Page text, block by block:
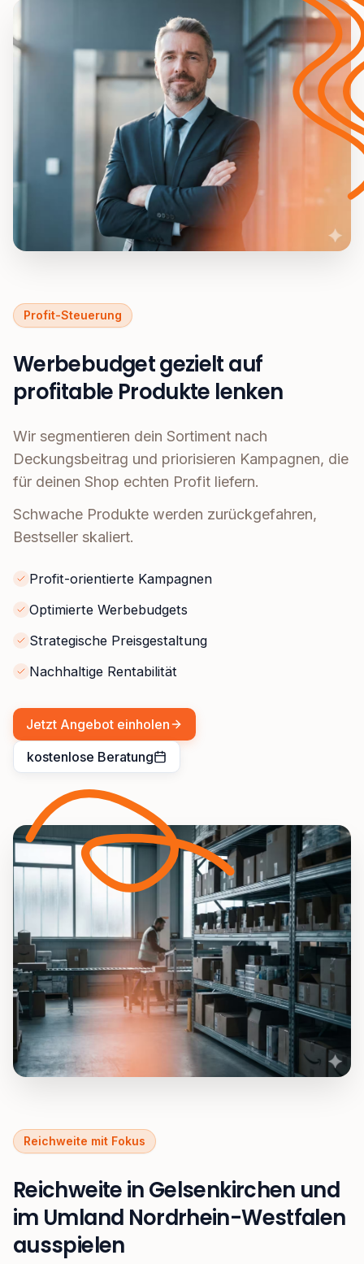
Profit-Steuerung
Werbebudget gezielt auf
profitable Produkte lenken
Wir segmentieren dein Sortiment nach
Deckungsbeitrag und priorisieren Kampagnen, die
für deinen Shop echten Profit liefern.
Schwache Produkte werden zurückgefahren,
Bestseller skaliert.
Profit-orientierte Kampagnen
Optimierte Werbebudgets
Strategische Preisgestaltung
Nachhaltige Rentabilität
Jetzt Angebot einholen
kostenlose Beratung
Reichweite mit Fokus
Reichweite in Gelsenkirchen und
im Umland Nordrhein-Westfalen
ausspielen